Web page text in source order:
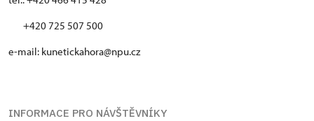
+420 725 507 500
e-mail: kunetickahora@npu.cz
INFORMACE PRO NÁVŠTĚVNÍKY